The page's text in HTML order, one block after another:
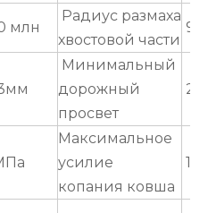
млн
Радиус размаха
хвостовой части
Минимальный
дорожный
просвет
Максимальное
усилие
копания ковша